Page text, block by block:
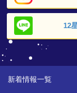
12
新着情報一覧